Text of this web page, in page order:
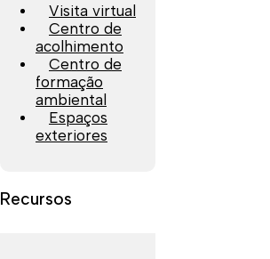
Visita virtual
Centro de
acolhimento
Centro de
formação
ambiental
Espaços
exteriores
Recursos